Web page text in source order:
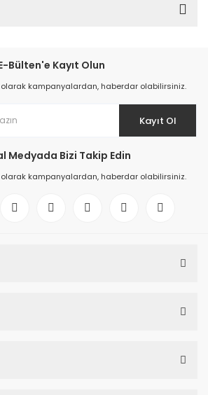
Bülten'e Kayıt Olun
olarak kampanyalardan, haberdar olabilirsiniz.
Kayıt Ol
Medyada Bizi Takip Edin
olarak kampanyalardan, haberdar olabilirsiniz.